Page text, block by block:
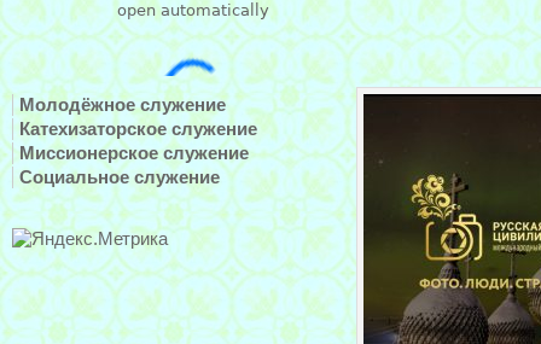
Молодёжное служение
Катехизаторское служение
Миссионерское служение
Социальное служение